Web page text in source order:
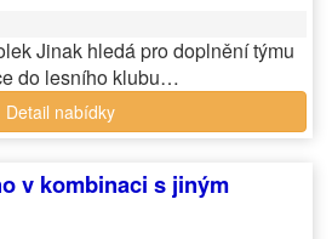
Jinak hledá pro doplnění týmu
do lesního klubu…
Detail nabídky
v kombinaci s jiným